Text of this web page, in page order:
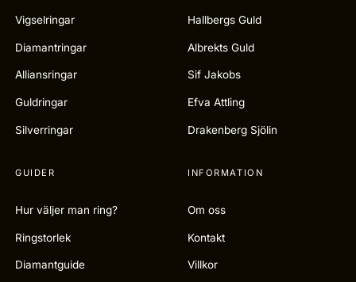
Vigselringar
Diamantringar
Alliansringar
Guldringar
Silverringar
Hallbergs Guld
Albrekts Guld
Sif Jakobs
Efva Attling
Drakenberg Sjölin
GUIDER
Hur väljer man ring?
Ringstorlek
Diamantguide
INFORMATION
Om oss
Kontakt
Villkor